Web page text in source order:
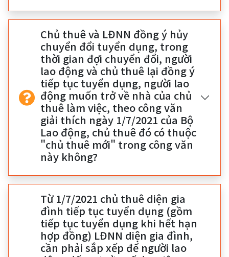
Chủ thuê và LĐNN đồng ý hủy
chuyển đổi tuyển dụng, trong
thời gian đợi chuyển đổi, người
lao động và chủ thuê lại đồng ý
tiếp tục tuyển dụng, người lao
động muốn trở về nhà của chủ
thuê làm việc, theo công văn
giải thích ngày 1/7/2021 của Bộ
Lao động, chủ thuê đó có thuộc
"chủ thuê mới" trong công văn
này không?
Từ 1/7/2021 chủ thuê diện gia
đình tiếp tục tuyển dụng (gồm
tiếp tục tuyển dụng khi hết hạn
hợp đồng) LĐNN diện gia đình,
cần phải sắp xếp để người lao